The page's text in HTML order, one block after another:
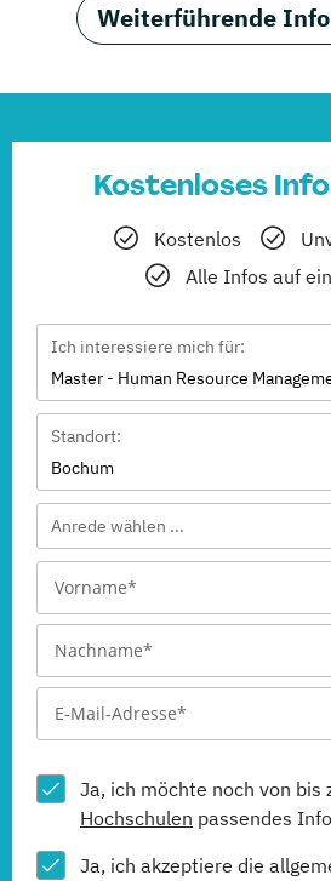
Weiterführende
Kostenloses
Kostenlos
Alle Infos auf
Ich interessiere mich für:
Master - Human Resource
Standort:
Bochum
Anrede wählen ...
Ja, ich möchte noch von bis
Hochschulen passendes
Ja, ich akzeptiere die